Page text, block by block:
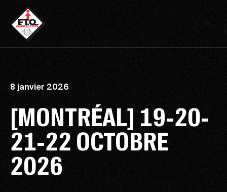
8 janvier 2026
[MONTRÉAL] 19-20-
21-22 OCTOBRE
2026